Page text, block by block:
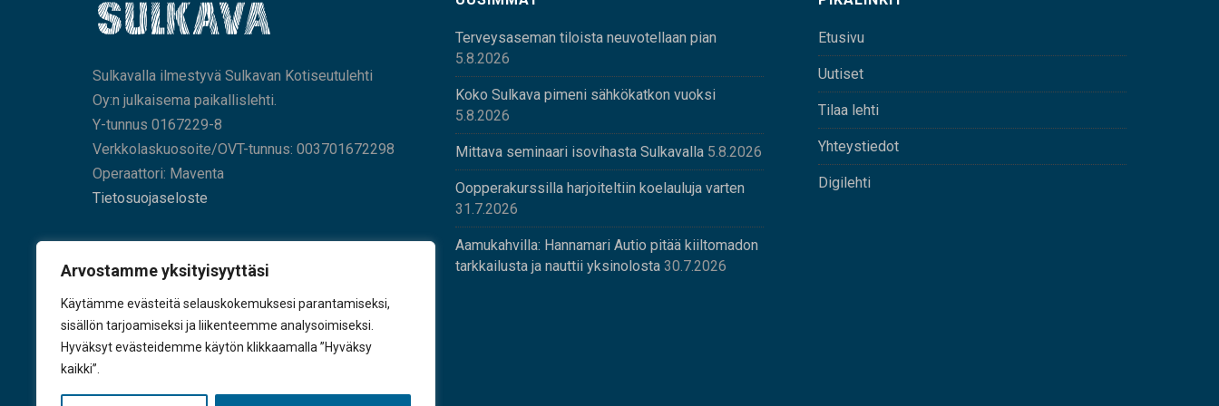
Arvostamme yksityisyyttäsi
Käytämme evästeitä selauskokemuksesi parantamiseksi,
sisällön tarjoamiseksi ja liikenteemme analysoimiseksi.
Hyväksyt evästeidemme käytön klikkaamalla ”Hyväksy
kaikki”.
Sulkavalla ilmestyvä Sulkavan Kotiseutulehti
Oy:n julkaisema paikallislehti.
Y-tunnus 0167229-8
Verkkolaskuosoite/OVT-tunnus: 003701672298
Operaattori: Maventa
Tietosuojaseloste
KÄY TYKKÄÄMÄSSÄ
Terveysaseman tiloista neuvotellaan pian
5.8.2026
Koko Sulkava pimeni sähkökatkon vuoksi
5.8.2026
Mittava seminaari isovihasta Sulkavalla 5.8.2026
Oopperakurssilla harjoiteltiin koelauluja varten
31.7.2026
Aamukahvilla: Hannamari Autio pitää kiiltomadon
tarkkailusta ja nauttii yksinolosta 30.7.2026
Etusivu
Uutiset
Tilaa lehti
Yhteystiedot
Digilehti